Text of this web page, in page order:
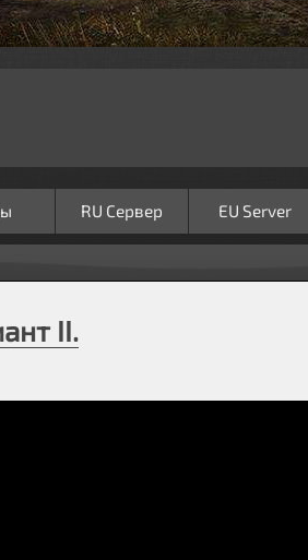
RU Сервер EU Server
II.